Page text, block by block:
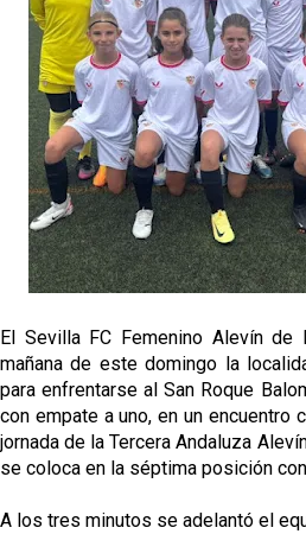
El Sevilla oficializa el
Miguel Sierra: La temporada
reflejado que podemos tirar
trabajamos con ilusión
Diomande ya es madridista
mercado
OFICIAL | Juanlu se marcha
Ilenikhena
El Sevilla FC Femenino Alevín
mañana de este domingo la
para enfrentarse al San Roque
con empate a uno, en un encuentro
jornada de la Tercera Andaluza
se coloca en la séptima posición
A los tres minutos se adelantó el